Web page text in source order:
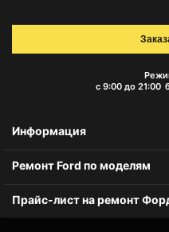
с 9:00 до 21:00
Информация
Ремонт Ford по моделям
Прайс-лист на ремонт